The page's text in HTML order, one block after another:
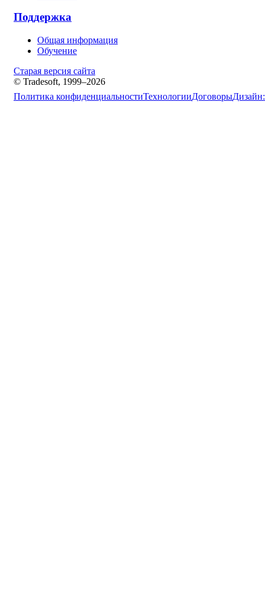
Поддержка
Общая информация
Обучение
Старая версия сайта
© Tradesoft, 1999–2026
Политика конфиденциальностиТехнологииДоговорыДизайн: